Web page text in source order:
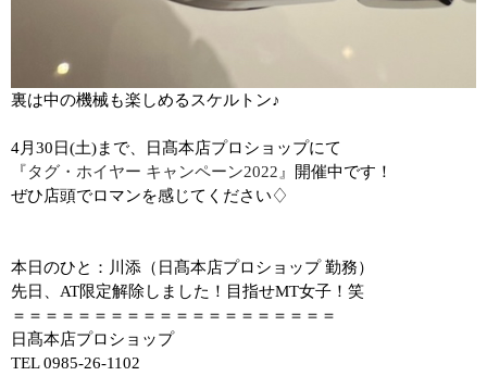
裏は中の機械も楽しめるスケルトン♪
4月 30 日(土)まで、日髙本店プロショップにて
『タグ・ホイヤー キャンペーン2022 』
開催中です！
ぜひ店頭でロマンを感じてください♢
本日のひと：川添（日髙本店プロショップ 勤務）
先日、 AT限定解除しました！目指せMT女子！笑
＝＝＝＝＝＝＝＝＝＝＝＝＝＝＝＝＝＝＝＝
日髙本店プロショップ
TEL 0985-26-1102